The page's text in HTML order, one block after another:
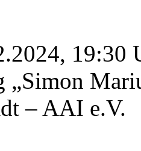
19:30
„Simon
– AAI e.V.